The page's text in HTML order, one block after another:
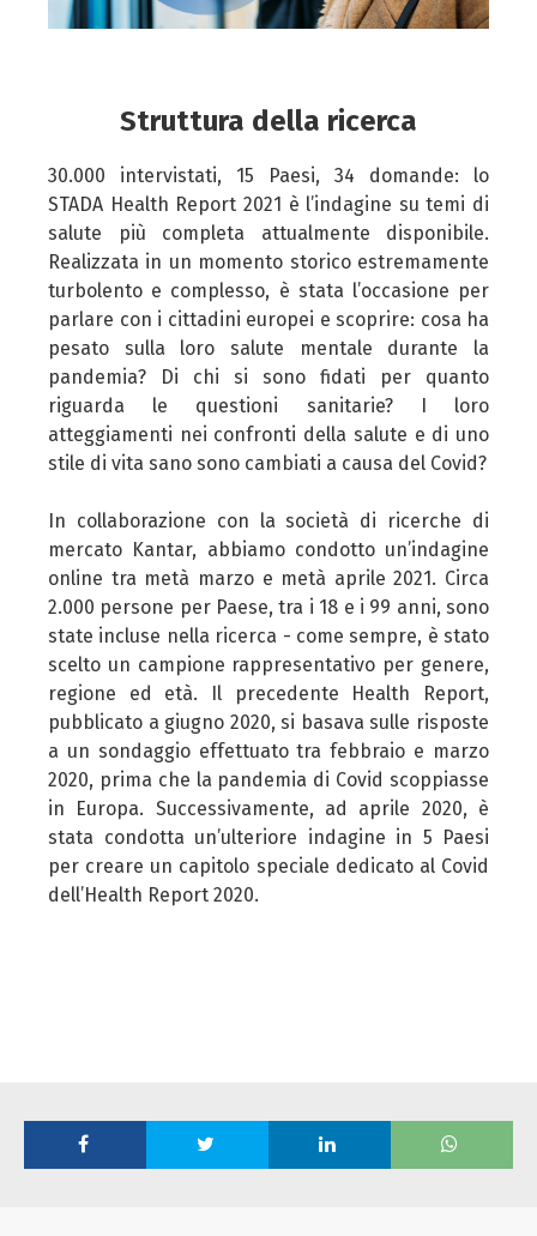
Struttura della ricerca
30.000 intervistati, 15 Paesi, 34 domande: lo
STADA Health Report 2021 è l’indagine su temi di
salute più completa attualmente disponibile.
Realizzata in un momento storico estremamente
turbolento e complesso, è stata l’occasione per
parlare con i cittadini europei e scoprire: cosa ha
pesato sulla loro salute mentale durante la
pandemia? Di chi si sono fidati per quanto
riguarda le questioni sanitarie? I loro
atteggiamenti nei confronti della salute e di uno
stile di vita sano sono cambiati a causa del Covid?
In collaborazione con la società di ricerche di
mercato Kantar, abbiamo condotto un’indagine
online tra metà marzo e metà aprile 2021. Circa
2.000 persone per Paese, tra i 18 e i 99 anni, sono
state incluse nella ricerca - come sempre, è stato
scelto un campione rappresentativo per genere,
regione ed età. Il precedente Health Report,
pubblicato a giugno 2020, si basava sulle risposte
a un sondaggio effettuato tra febbraio e marzo
2020, prima che la pandemia di Covid scoppiasse
in Europa. Successivamente, ad aprile 2020, è
stata condotta un’ulteriore indagine in 5 Paesi
per creare un capitolo speciale dedicato al Covid
dell’Health Report 2020.